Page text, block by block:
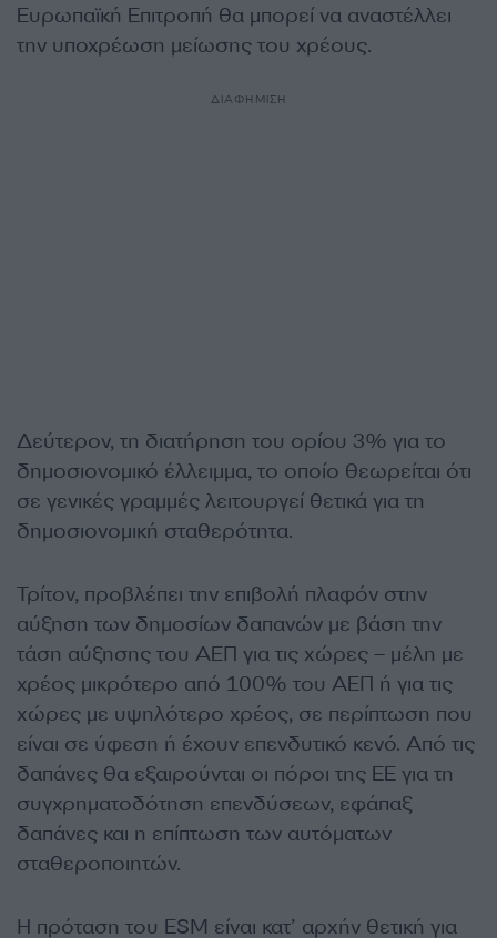
Ευρωπαϊκή Επιτροπή θα μπορεί να αναστέλλει
την υποχρέωση μείωσης του χρέους.
ΔΙΑΦΗΜΙΣΗ
Δεύτερον, τη διατήρηση του ορίου 3% για το
δημοσιονομικό έλλειμμα, το οποίο θεωρείται ότι
σε γενικές γραμμές λειτουργεί θετικά για τη
δημοσιονομική σταθερότητα.
Τρίτον, προβλέπει την επιβολή πλαφόν στην
αύξηση των δημοσίων δαπανών με βάση την
τάση αύξησης του ΑΕΠ για τις χώρες – μέλη με
χρέος μικρότερο από 100% του ΑΕΠ ή για τις
χώρες με υψηλότερο χρέος, σε περίπτωση που
είναι σε ύφεση ή έχουν επενδυτικό κενό. Από τις
δαπάνες θα εξαιρούνται οι πόροι της ΕΕ για τη
συγχρηματοδότηση επενδύσεων, εφάπαξ
δαπάνες και η επίπτωση των αυτόματων
σταθεροποιητών.
Η πρόταση του ESM είναι κατ’ αρχήν θετική για